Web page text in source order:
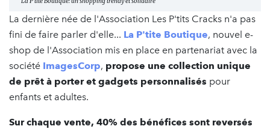
La dernière née de l'Association Les P'tits Cracks n'a pas
fini de faire parler d'elle... La P'tite Boutique, nouvel e-
shop de l'Association mis en place en partenariat avec la
société ImagesCorp, propose une collection unique
de prêt à porter et gadgets personnalisés pour
enfants et adultes.
Sur chaque vente, 40% des bénéfices sont reversés